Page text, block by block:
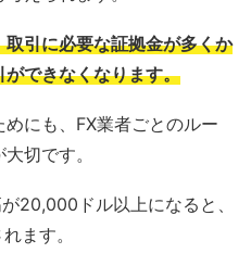
引に必要な証拠金が多くか
できなくなります。
にも、FX業者ごとのルー
切です。
20,000ドル以上になると、
ます。